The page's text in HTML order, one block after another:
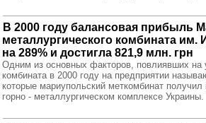
В 2000 году балансовая прибыль
металлургического комбината им.
на 289% и достигла 821,9 млн. грн
Одним из основных факторов, повлиявших на
комбината в 2000 году на предприятии
которые мариупольский меткомбинат
горно - металлургическом комплексе Украины.